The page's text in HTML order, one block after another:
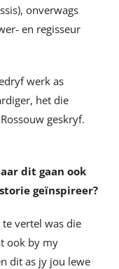
onverwags
en regisseur
werk as
het die
geskryf.
dit gaan ook
geïnspireer?
vertel was die
ook by my
dit as jy jou lewe